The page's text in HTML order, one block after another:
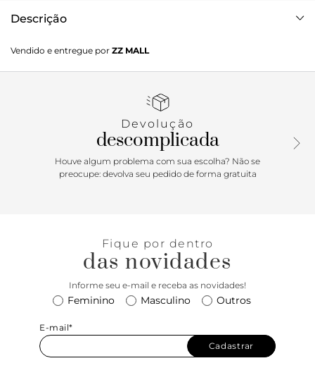
Descrição
aquele item curinga que nunca perde o fôlego! A
delicadeza do modelo imprime elegância mesmo às
fashionista de carona na logomania que vem tomando
Vendido e entregue por ZZ MALL
Devolução
descomplicada
Houve algum problema com sua escolha? Não se
preocupe: devolva seu pedido de forma gratuita
Fique por dentro
das novidades
Informe seu e-mail e receba as novidades!
Feminino Masculino Outros
E-mail*
Cadastrar